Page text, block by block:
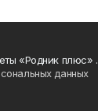
«Родник плюс» .
данных